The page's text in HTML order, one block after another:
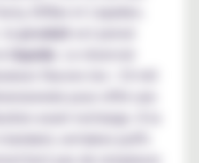
ElfBar et Liquideo.
produit
liquide
flacons (ex : 10 ml)
avant recharge. À la